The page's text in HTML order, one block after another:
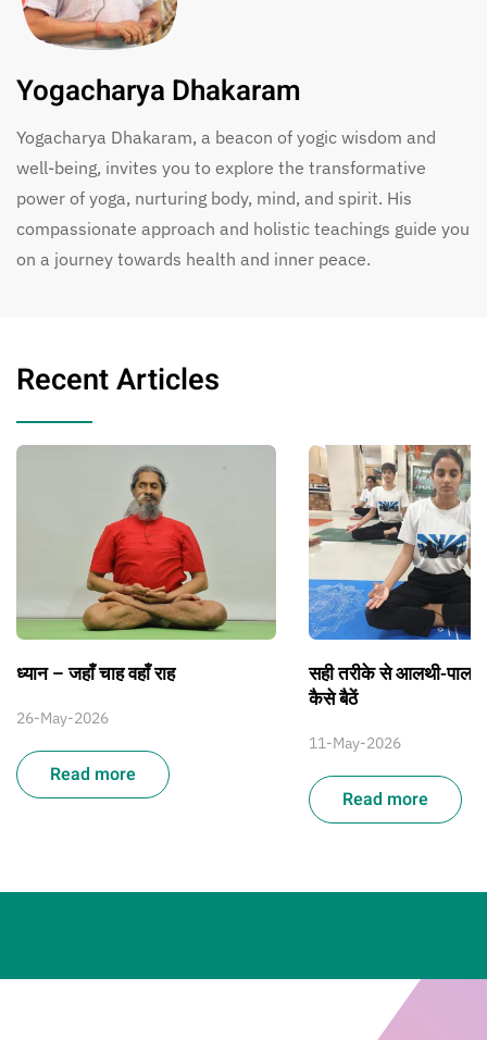
Yogacharya Dhakaram
Yogacharya Dhakaram, a beacon of yogic wisdom and
well-being, invites you to explore the transformative
power of yoga, nurturing body, mind, and spirit. His
compassionate approach and holistic teachings guide you
on a journey towards health and inner peace.
Recent Articles
ध्यान – जहाँ चाह वहाँ राह
26-May-2026
Read more
सही तरीके से आलथी-
कैसे बैठें
11-May-2026
Read more